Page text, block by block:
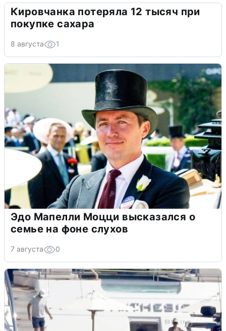
Кировчанка потеряла 12 тысяч при
покупке сахара
8 августа 1
Эдо Мапелли Моцци высказался о
семье на фоне слухов
7 августа 0